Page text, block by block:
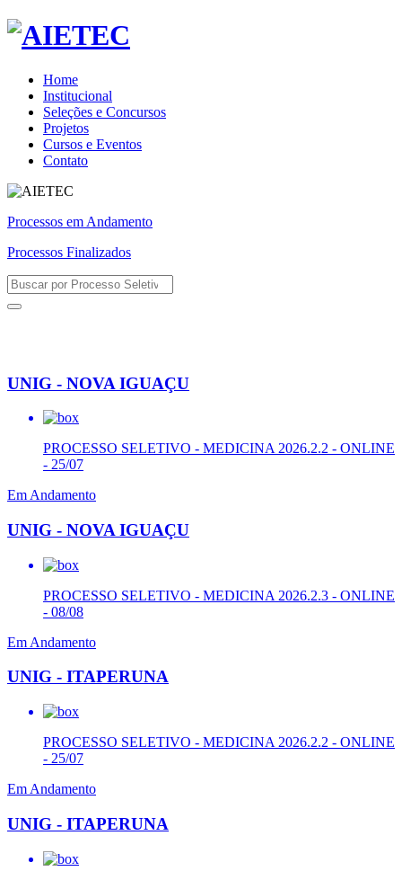
Home
Institucional
Seleções e Concursos
Projetos
Cursos e Eventos
Contato
Processos em Andamento
Processos Finalizados
UNIG - NOVA IGUAÇU
PROCESSO SELETIVO - MEDICINA 2026.2.2 - ONLINE
- 25/07
Em Andamento
UNIG - NOVA IGUAÇU
PROCESSO SELETIVO - MEDICINA 2026.2.3 - ONLINE
- 08/08
Em Andamento
UNIG - ITAPERUNA
PROCESSO SELETIVO - MEDICINA 2026.2.2 - ONLINE
- 25/07
Em Andamento
UNIG - ITAPERUNA